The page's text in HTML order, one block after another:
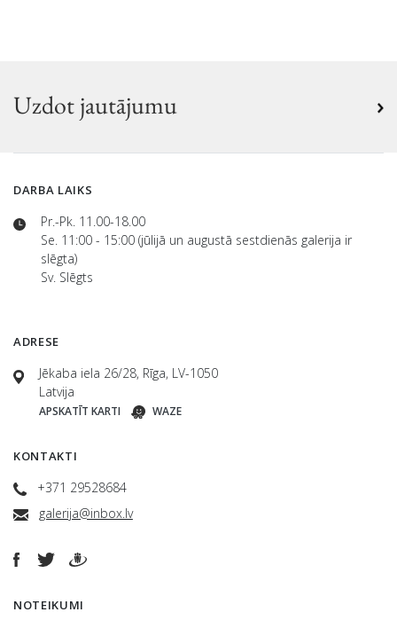
Uzdot jautājumu
DARBA LAIKS
Pr.-Pk. 11.00-18.00
Se. 11:00 - 15:00 (jūlijā un augustā sestdienās galerija ir
slēgta)
Sv. Slēgts
ADRESE
Jēkaba iela 26/28, Rīga, LV-1050
Latvija
APSKATĪT KARTI WAZE
KONTAKTI
+371 29528684
galerija@inbox.lv
NOTEIKUMI